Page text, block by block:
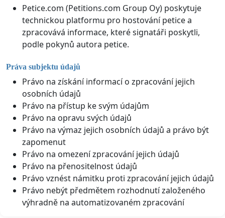
Petice.com (Petitions.com Group Oy) poskytuje
technickou platformu pro hostování petice a
zpracovává informace, které signatáři poskytli,
podle pokynů autora petice.
Práva subjektu údajů
Právo na získání informací o zpracování jejich
osobních údajů
Právo na přístup ke svým údajům
Právo na opravu svých údajů
Právo na výmaz jejich osobních údajů a právo být
zapomenut
Právo na omezení zpracování jejich údajů
Právo na přenositelnost údajů
Právo vznést námitku proti zpracování jejich údajů
Právo nebýt předmětem rozhodnutí založeného
výhradně na automatizovaném zpracování